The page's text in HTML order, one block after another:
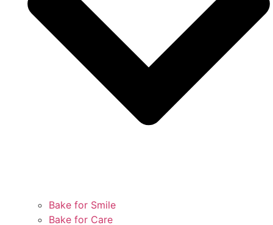
Bake for Smile
Bake for Care